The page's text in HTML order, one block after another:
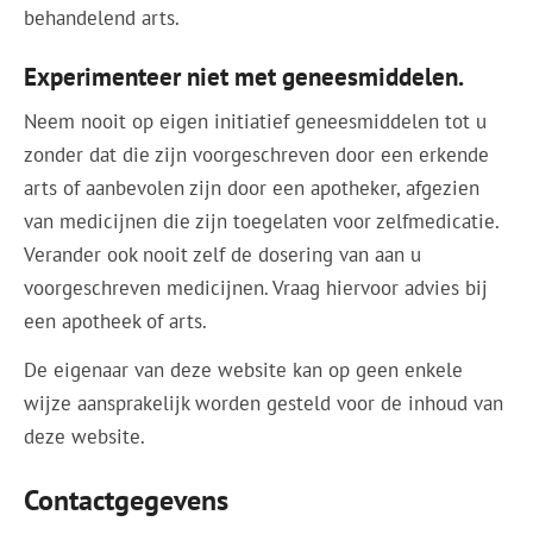
behandelend arts.
Experimenteer niet met geneesmiddelen.
Neem nooit op eigen initiatief geneesmiddelen tot u
zonder dat die zijn voorgeschreven door een erkende
arts of aanbevolen zijn door een apotheker, afgezien
van medicijnen die zijn toegelaten voor zelfmedicatie.
Verander ook nooit zelf de dosering van aan u
voorgeschreven medicijnen. Vraag hiervoor advies bij
een apotheek of arts.
De eigenaar van deze website kan op geen enkele
wijze aansprakelijk worden gesteld voor de inhoud van
deze website.
Contactgegevens